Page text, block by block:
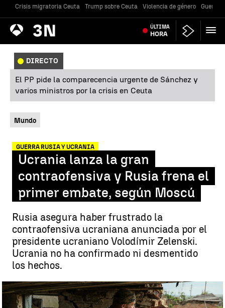
Crisis migratoria Ceuta Trump sobre Ceuta Violencia de género Guerra
Antena
3 Noticias ÚLTIMA
HORA
DIRECTO
El PP pide la comparecencia urgente de Sánchez y
varios ministros por la crisis en Ceuta
Mundo
GUERRA RUSIA Y UCRANIA
Ucrania lanza la gran
contraofensiva y Rusia frena el
primer embate, según Moscú
Rusia asegura haber frustrado la
contraofensiva ucraniana anunciada por el
presidente ucraniano Volodímir Zelenski.
Ucrania no ha confirmado ni desmentido
los hechos.
Imagen de archivo del ejército ucraniano cerca de la frontera rusa |
EFE